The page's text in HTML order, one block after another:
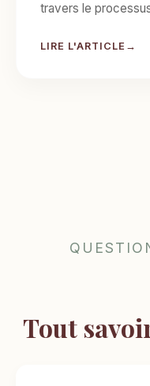
travers le
LIRE L'ARTICLE
Tout